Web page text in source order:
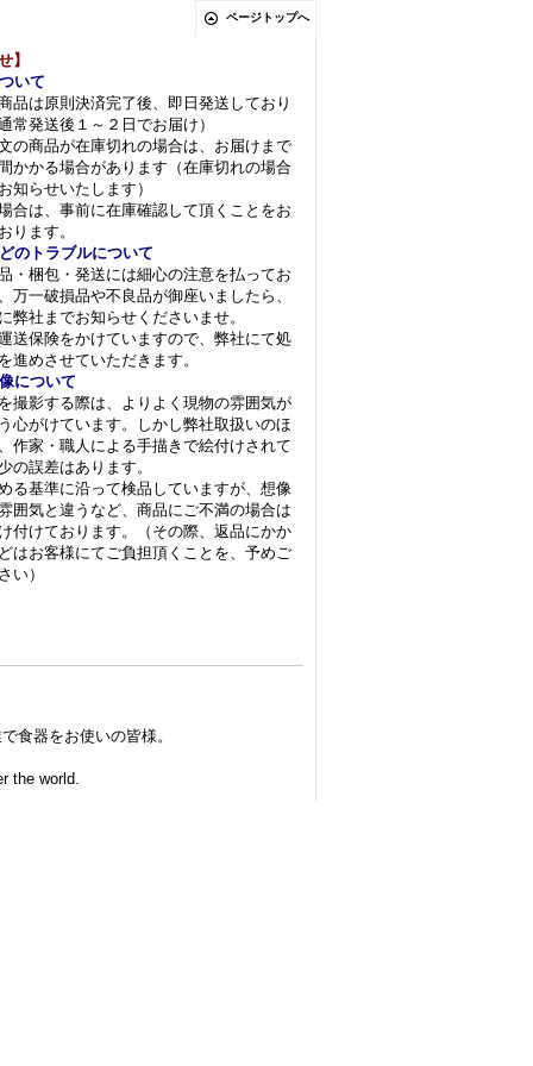
ページトップへ
】
いて
品は原則決済完了後、即日発送しており
常発送後１～２日でお届け）
の商品が在庫切れの場合は、お届けまで
かかる場合があります（在庫切れの場合
知らせいたします）
合は、事前に在庫確認して頂くことをお
ります。
のトラブルについて
・梱包・発送には細心の注意を払ってお
万一破損品や不良品が御座いましたら、
弊社までお知らせくださいませ。
送保険をかけていますので、弊社にて処
進めさせていただきます。
について
撮影する際は、よりよく現物の雰囲気が
心がけています。しかし弊社取扱いのほ
作家・職人による手描きで絵付けされて
の誤差はあります。
る基準に沿って検品していますが、想像
囲気と違うなど、商品にご不満の場合は
付けております。（その際、返品にかか
はお客様にてご負担頂くことを、予めご
い）
食器をお使いの皆様。
the world.